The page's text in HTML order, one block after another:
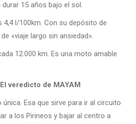
15 años bajo el sol.
4,4 l/100km. Con su depósito de
«viaje largo sin ansiedad».
12.000 km. Es una moto amable
veredicto de MAYAM
Esa que sirve para ir al circuito
a los Pirineos y bajar al centro a